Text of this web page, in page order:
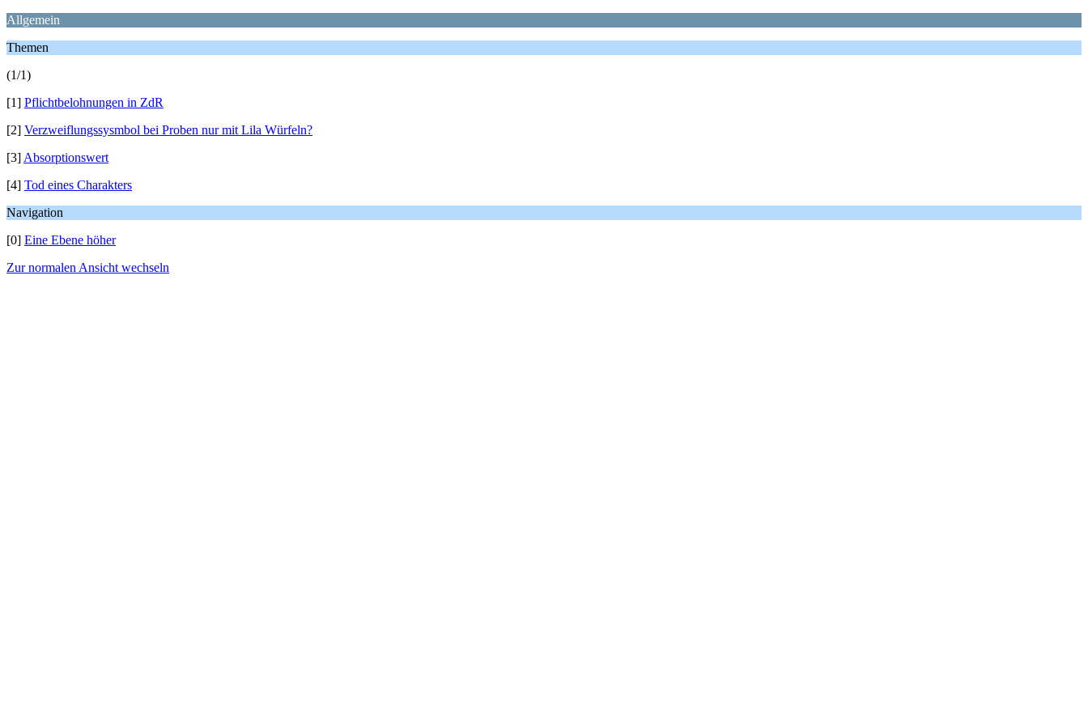
Allgemein
Themen
(1/1)
[1] Pflichtbelohnungen in ZdR
[2] Verzweiflungssysmbol bei Proben nur mit Lila Würfeln?
[3] Absorptionswert
[4] Tod eines Charakters
Navigation
[0] Eine Ebene höher
Zur normalen Ansicht wechseln